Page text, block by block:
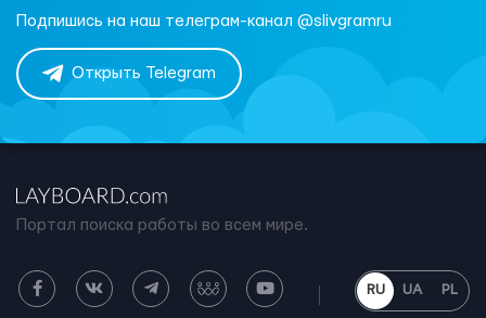
Подпишись на наш телеграм-канал @slivgramru
Открыть Telegram
Портал поиска работы во всем мире.
RU UA PL